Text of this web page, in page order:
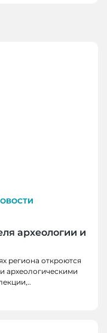
археологии и
региона откроются
археологическими